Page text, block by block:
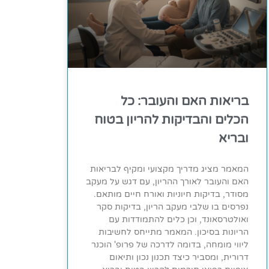
בריאות האם והעובר: כל
הכלים והבדיקות להריון בטוח
ובריא
המאמר מציג מדריך מקצועי ומקיף לבריאות
האם והעובר לאורך ההריון, עם דגש על מעקב
מסודר, בדיקות חיוניות ואורח חיים מותאם.
נפרסים בו שלבי מעקב הריון, בדיקות סקר
ואולטרסאונד, וכן כלים להתמודדות עם
הריונות בסיכון. המאמר מתייחס לחשיבות
ליווי מומחה, בדומה לדרכה של פרופ' הוכנר
דרורית, ומסביר כיצד תכנון נכון ותיאום